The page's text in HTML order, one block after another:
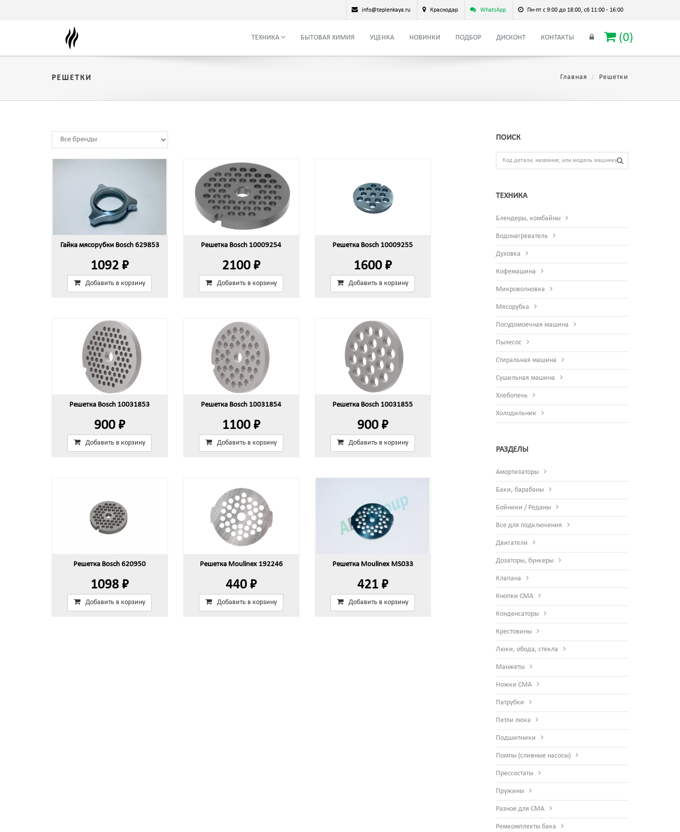
info@teplenkaya.ru Краснодар WhatsApp Пн-пт с 9:00 до 18:00, сб 11:00 - 16:00
ТЕХНИКА БЫТОВАЯ ХИМИЯ УЦЕНКА НОВИНКИ ПОДБОР ДИСКОНТ КОНТАКТЫ (0)
РЕШЕТКИ Главная Решетки
Гайка мясорубки Bosch 629853
1092 ₽
Добавить в корзину
Решетка Bosch 10009254
2100 ₽
Добавить в корзину
Решетка Bosch 10009255
1600 ₽
Добавить в корзину
Решетка Bosch 10031853
900 ₽
Добавить в корзину
Решетка Bosch 10031854
1100 ₽
Добавить в корзину
Решетка Bosch 10031855
900 ₽
Добавить в корзину
Решетка Bosch 620950
1098 ₽
Добавить в корзину
Решетка Moulinex 192246
440 ₽
Добавить в корзину
Решетка Moulinex MS033
421 ₽
Добавить в корзину
ПОИСК
ТЕХНИКА
Блендеры, комбайны
Водонагреватель
Духовка
Кофемашина
Микроволновка
Мясорубка
Посудомоечная машина
Пылесос
Стиральная машина
Сушильная машина
Хлебопечь
Холодильник
РАЗДЕЛЫ
Амортизаторы
Баки, барабаны
Бойники / Реданы
Все для подключения
Двигатели
Дозаторы, бункеры
Клапана
Кнопки СМА
Конденсаторы
Крестовины
Люки, обода, стекла
Манжеты
Ножки СМА
Патрубки
Петли люка
Подшипники
Помпы (сливные насосы)
Прессостаты
Пружины
Разное для СМА
Ремкомплекты бака